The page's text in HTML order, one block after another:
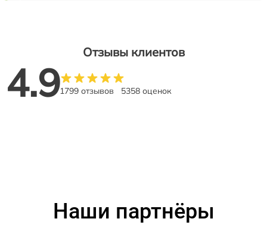
Отзывы клиентов
4.91799 отзывов 5358 оценок
Наши партнёры